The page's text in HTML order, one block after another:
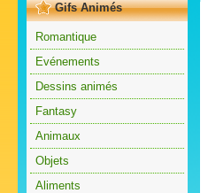
Gifs Animés
Romantique
Evénements
Dessins animés
Fantasy
Animaux
Objets
Aliments